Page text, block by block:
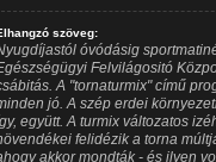
szöveg:
óvódásig
Felvilágositó
A "tornaturmix" című
jó. A szép erdei
együtt. A turmix változatos
felidézik a torna
akkor mondták - és ilyen